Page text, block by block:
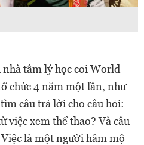
tâm lý học coi World
chức 4 năm một lần, như
câu trả lời cho câu hỏi:
việc xem thể thao? Và câu
là một người hâm mộ